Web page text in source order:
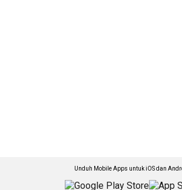
Unduh Mobile Apps untuk iOS dan